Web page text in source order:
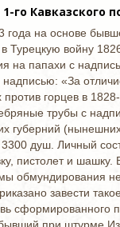
Кавказского
на основе
Турецкую войну
на папахи с
«За
горцев в
трубы с
губерний
душ. Личный
пистолет и
обмундирования
завести
сформированного